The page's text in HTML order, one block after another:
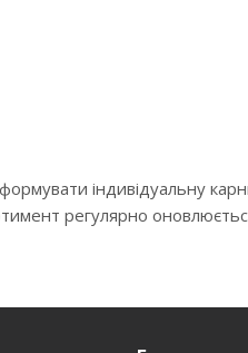
індивідуальну
регулярно